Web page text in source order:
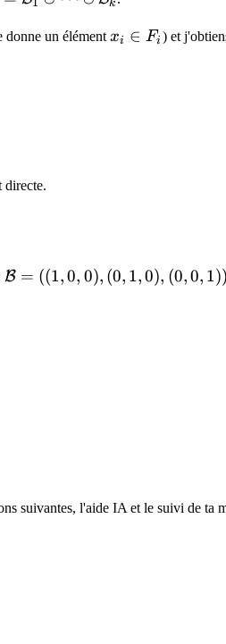
\dots
k
donne un élément x_i
xi ∈ Fi ) et
directe.
\mathcal{B}
B = ((1, 0, 0), (0, 1,0), (0,0, 1))
suivantes, l'aide IA et le suivi de ta